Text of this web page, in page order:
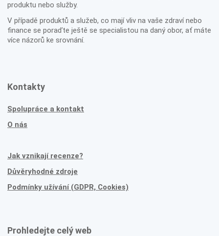
produktu nebo služby.
V případě produktů a služeb, co mají vliv na vaše zdraví nebo
finance se poraďte ještě se specialistou na daný obor, ať máte
více názorů ke srovnání.
Kontakty
Spolupráce a kontakt
O nás
Jak vznikají recenze?
Důvěryhodné zdroje
Podmínky užívání (GDPR, Cookies)
Prohledejte celý web